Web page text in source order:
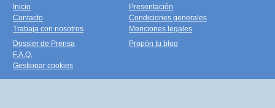
Inicio
Contacto
Trabaja con nosotros
Presentación
Condiciones generales
Menciones legales
Dossier de Prensa
F.A.Q.
Gestionar cookies
Propón tu blog